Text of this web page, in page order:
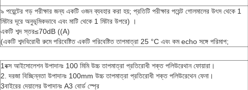
৯ পয়েন্টের গড় পরীক্ষার জন্য একটি ওজন ব্যবহার করা হয়; প্রতিটি পরীক্ষার পয়েন্ট গোলমালের উৎস থেকে 1
মিটার দূরে অনুভূমিকভাবে এবং মাটি থেকে 1 মিটার উপরে) ।
একটি শব্দ স্তর≤70dB ((A)
(একটি শব্দবিরোধী রুমে পরিবেষ্টিত একটি পরিবেষ্টিত তাপমাত্রা 25 °C এবং কম echo সঙ্গে পরিমাপ;
1বক্স আইসোলেশন উপাদানঃ 100 মিমি উচ্চ তাপমাত্রা প্রতিরোধী শক্ত পলিউরেথান ফোয়ারা।
2. দরজা বিচ্ছিন্নতা উপাদানঃ 100mm উচ্চ তাপমাত্রা প্রতিরোধী শক্ত পলিউরেথেন ফেনা।
3বাইরের দেয়ালের উপাদানঃ A3 বোর্ড স্প্রে